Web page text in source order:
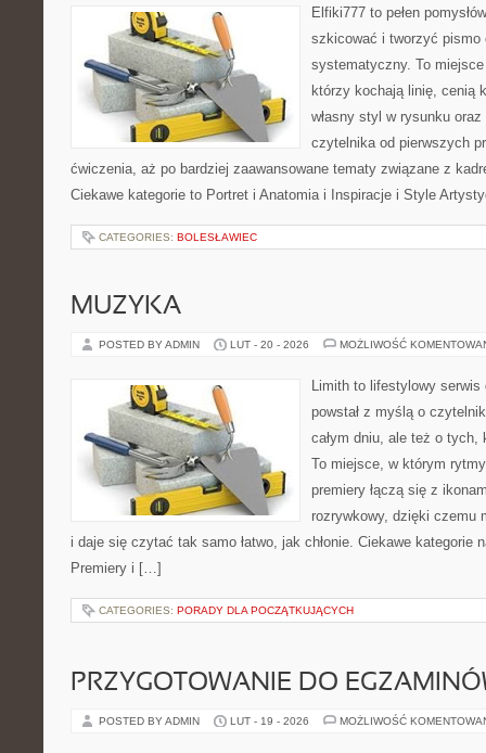
Elfiki777 to pełen
szkicować i tworzyć pismo
systematyczny. To
którzy kochają linię, cenią
własny styl w rysunku
czytelnika od pierwszych
ćwiczenia, aż po bardziej zaawansowane tematy związane z
Ciekawe kategorie to Portret i Anatomia i Inspiracje i Style
CATEGORIES: BOLESŁAWIEC
MUZYKA
POSTED BY ADMIN LUT - 20 - 2026 MOŻLIWOŚĆ
Limith to lifestylowy
powstał z myślą o
całym dniu, ale też o
To miejsce, w którym
premiery łączą się z
rozrywkowy, dzięki czemu
i daje się czytać tak samo łatwo, jak chłonie. Ciekawe kategorie
Premiery i […]
CATEGORIES: PORADY DLA POCZĄTKUJĄCYCH
PRZYGOTOWANIE DO
POSTED BY ADMIN LUT - 19 - 2026 MOŻLIWOŚĆ